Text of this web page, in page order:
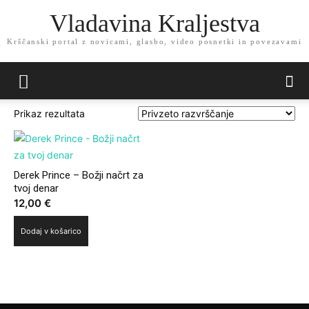
Vladavina Kraljestva
Krščanski portal z novicami, glasbo, video posnetki in povezavami
Prikaz rezultata
Derek Prince – Božji načrt za
tvoj denar
12,00 €
Dodaj v košarico